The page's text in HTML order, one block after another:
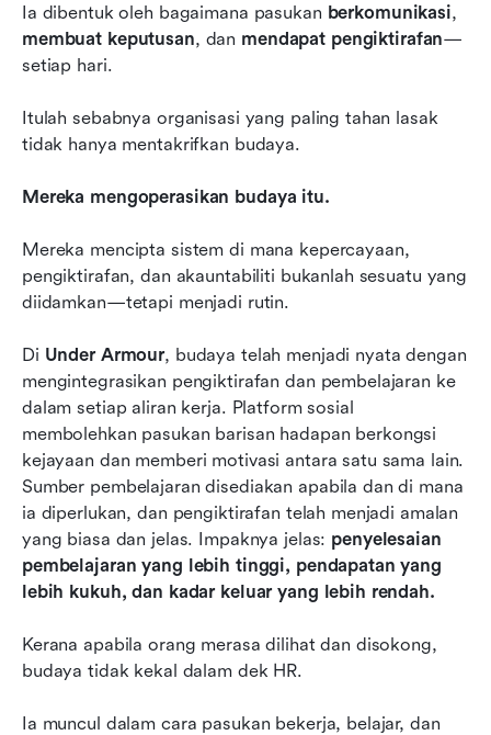
Ia dibentuk oleh bagaimana pasukan berkomunikasi
membuat keputusan, dan mendapat pengiktirafan—
setiap hari.
Itulah sebabnya organisasi yang paling tahan lasak
tidak hanya mentakrifkan budaya.
Mereka mengoperasikan budaya itu.
Mereka mencipta sistem di mana kepercayaan,
pengiktirafan, dan akauntabiliti bukanlah sesuatu yang
diidamkan—tetapi menjadi rutin.
Di Under Armour, budaya telah menjadi nyata dengan
mengintegrasikan pengiktirafan dan pembelajaran ke
dalam setiap aliran kerja. Platform sosial
membolehkan pasukan barisan hadapan berkongsi
kejayaan dan memberi motivasi antara satu sama lain.
Sumber pembelajaran disediakan apabila dan di mana
ia diperlukan, dan pengiktirafan telah menjadi amalan
yang biasa dan jelas. Impaknya jelas: penyelesaian
pembelajaran yang lebih tinggi, pendapatan yang
lebih kukuh, dan kadar keluar yang lebih rendah.
Kerana apabila orang merasa dilihat dan disokong,
budaya tidak kekal dalam dek HR.
Ia muncul dalam cara pasukan bekerja, belajar, dan